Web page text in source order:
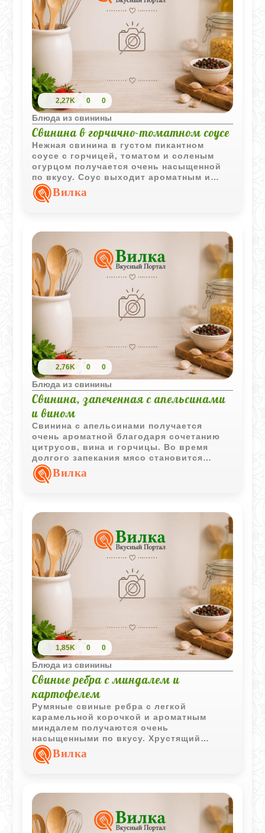
2,27K 0 0
Блюда из свинины
Свинина в горчично-томатном соусе
Нежная свинина в густом пикантном
соусе с горчицей, томатом и соленым
огурцом получается очень насыщенной
по вкусу. Соус выходит ароматным и
отлично сочетается с горячим
картофелем.
Вилка
2,76K 0 0
Блюда из свинины
Свинина, запеченная с апельсинами
и вином
Свинина с апельсинами получается
очень ароматной благодаря сочетанию
цитрусов, вина и горчицы. Во время
долгого запекания мясо становится
мягким и пропитывается легкими
фруктовыми нотами.
Вилка
1,85K 0 0
Блюда из свинины
Свиные ребра с миндалем и
картофелем
Румяные свиные ребра с легкой
карамельной корочкой и ароматным
миндалем получаются очень
насыщенными по вкусу. Хрустящий
картофель отлично дополняет мясо и
делает блюдо особенно аппетитным.
Вилка